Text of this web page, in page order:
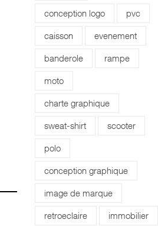
conception logo pvc
caisson evenement
banderole rampe
moto
charte graphique
sweat-shirt scooter
polo
conception graphique
image de marque
retroeclaire immobilier